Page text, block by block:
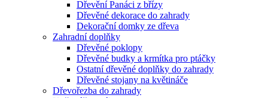
Dřevění Panáci z břízy
Dřevěné dekorace do zahrady
Dekorační domky ze dřeva
Zahradní doplňky
Dřevěné poklopy
Dřevěné budky a krmítka pro ptáčky
Ostatní dřevěné doplňky do zahrady
Dřevěné stojany na květináče
Dřevořezba do zahrady